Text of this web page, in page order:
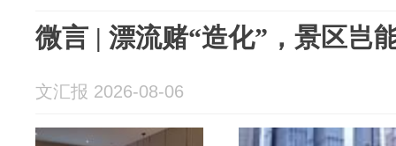
微言 | 漂流赌“造化”，景区岂
文汇报 2026-08-06